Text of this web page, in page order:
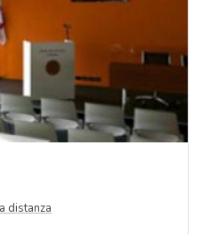
distanza